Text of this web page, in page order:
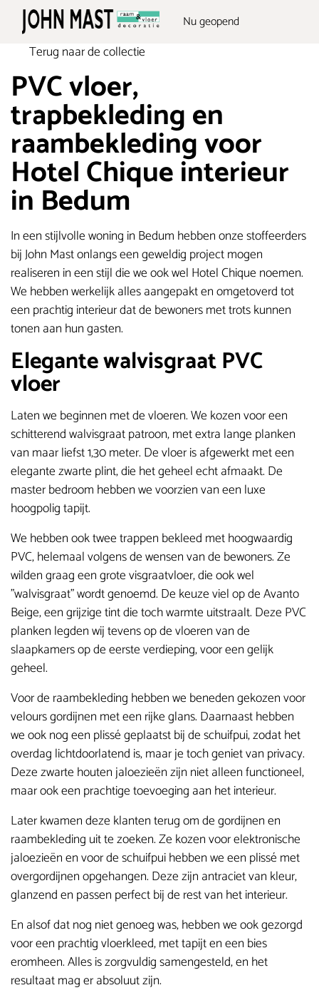
Nu geopend
Terug naar de collectie
PVC vloer,
trapbekleding en
raambekleding voor
Hotel Chique interieur
in Bedum
In een stijlvolle woning in Bedum hebben onze stoffeerders
bij John Mast onlangs een geweldig project mogen
realiseren in een stijl die we ook wel Hotel Chique noemen.
We hebben werkelijk alles aangepakt en omgetoverd tot
een prachtig interieur dat de bewoners met trots kunnen
tonen aan hun gasten.
Elegante walvisgraat PVC
vloer
Laten we beginnen met de vloeren. We kozen voor een
schitterend walvisgraat patroon, met extra lange planken
van maar liefst 1,30 meter. De vloer is afgewerkt met een
elegante zwarte plint, die het geheel echt afmaakt. De
master bedroom hebben we voorzien van een luxe
hoogpolig tapijt.
We hebben ook twee trappen bekleed met hoogwaardig
PVC, helemaal volgens de wensen van de bewoners. Ze
wilden graag een grote visgraatvloer, die ook wel
"walvisgraat" wordt genoemd. De keuze viel op de Avanto
Beige, een grijzige tint die toch warmte uitstraalt. Deze PVC
planken legden wij tevens op de vloeren van de
slaapkamers op de eerste verdieping, voor een gelijk
geheel.
Voor de raambekleding hebben we beneden gekozen voor
velours gordijnen met een rijke glans. Daarnaast hebben
we ook nog een plissé geplaatst bij de schuifpui, zodat het
overdag lichtdoorlatend is, maar je toch geniet van privacy.
Deze zwarte houten jaloezieën zijn niet alleen functioneel,
maar ook een prachtige toevoeging aan het interieur.
Later kwamen deze klanten terug om de gordijnen en
raambekleding uit te zoeken. Ze kozen voor elektronische
jaloezieën en voor de schuifpui hebben we een plissé met
overgordijnen opgehangen. Deze zijn antraciet van kleur,
glanzend en passen perfect bij de rest van het interieur.
En alsof dat nog niet genoeg was, hebben we ook gezorgd
voor een prachtig vloerkleed, met tapijt en een bies
eromheen. Alles is zorgvuldig samengesteld, en het
resultaat mag er absoluut zijn.